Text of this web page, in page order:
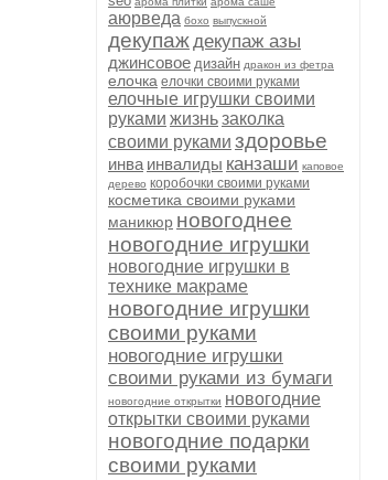
аюрведа бохо выпускной
декупаждекупаж азы
джинсовое дизайн дракон из фетра
елочка елочки своими руками
елочные игрушки своими
руками жизньзаколка
своими руками здоровье
инва инвалиды канзаши каповое
дерево коробочки своими руками
косметика своими руками
маникюр новогоднее
новогодние игрушки
новогодние игрушки в
технике макраме
новогодние игрушки
своими руками
новогодние игрушки
своими руками из бумаги
новогодние открытки новогодние
открытки своими руками
новогодние подарки
своими руками